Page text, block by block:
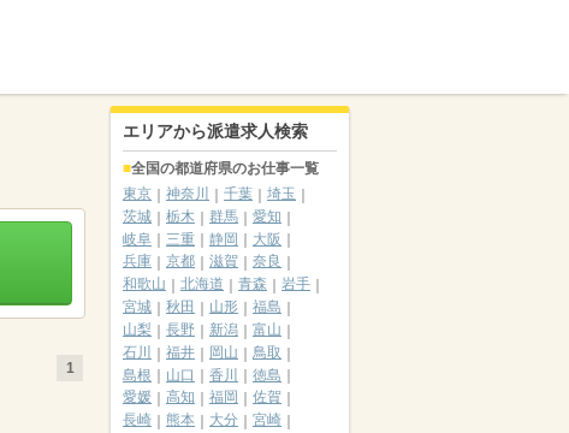
1
エリアから派遣求人検索
全国の都道府県のお仕事一覧
東京
神奈川 千葉
埼玉
茨城
栃木 群馬
愛知
岐阜
三重 静岡
大阪
兵庫
京都 滋賀
奈良
和歌山
北海道 青森
岩手
宮城
秋田 山形
福島
山梨
長野 新潟
富山
石川
福井 岡山
鳥取
島根
山口 香川
徳島
愛媛
高知 福岡
佐賀
長崎
熊本 大分
宮崎